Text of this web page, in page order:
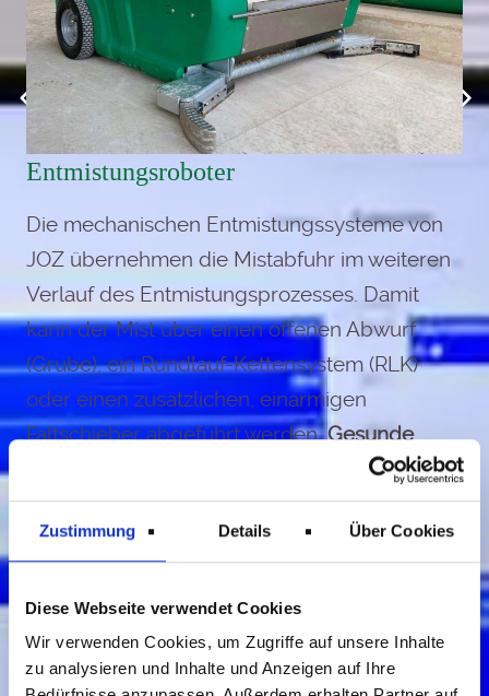
Zustimmung Details Über Cookies
Diese Webseite verwendet Cookies
Wir verwenden Cookies, um Zugriffe auf unsere Inhalte
zu analysieren und Inhalte und Anzeigen auf Ihre
Entmistungsroboter
Die mechanischen Entmistungssysteme von
JOZ übernehmen die Mistabfuhr im weiteren
Verlauf des Entmistungsprozesses. Damit
kann der Mist über einen offenen Abwurf
(Grube), ein Rundlauf-Kettensystem (RLK)
oder einen zusätzlichen, einarmigen
Faltschieber abgeführt werden.Gesunde
sind ein wichtiger Faktor für die
Milchviehhaltung.Gülleschiebervon JOZ
reinigen regelmäßig und zuverlässig deinen
Kühen vor.